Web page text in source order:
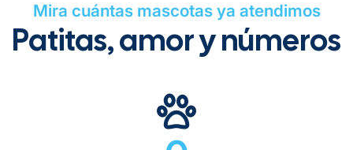
Gratuito en todos los pedidos
Mira cuántas mascotas ya atendimos
Patitas, amor y números